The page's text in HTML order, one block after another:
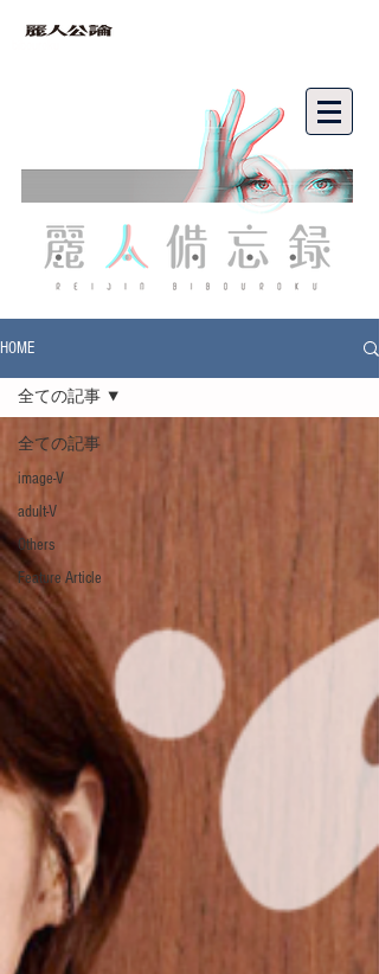
HOME
全ての記事
image-V
adult-V
Others
Feature Article
全ての記事